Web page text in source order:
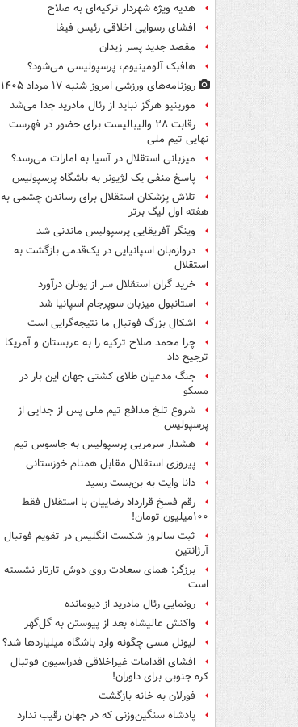
هدیه ویژه شهردار ترکیه‌ای به صلاح
افشای رسوایی اخلاقی رئیس فیفا
مقصد جدید پسر زیدان
هافبک آلومینیوم، پرسپولیسی می‌شود؟
روزنامه‌های ورزشی امروز ‌شنبه ۱۷ مرداد ۱۴۰۵
مورینیو هرگز نباید از رئال مادرید جدا می‌شد
رقابت ۲۸ والیبالیست برای حضور در فهرست
نهایی تیم ملی
میزبانی استقلال در آسیا به امارات می‌رسد؟
پاسخ منفی یک لژیونر به باشگاه پرسپولیس
تلاش پزشکان استقلال برای رساندن چشمی به
هفته اول لیگ برتر
وینگر آفریقایی پرسپولیس ماندنی شد
دروازه‌بان اسپانیایی در یک‌قدمی بازگشت به
استقلال
خرید گران استقلال سر از یونان درآورد
استانبول میزبان سوپرجام اسپانیا شد
اشکال بزرگ فوتبال ما نتیجه‌گرایی است
چرا محمد صلاح ترکیه را به عربستان و آمریکا
ترجیح داد
جنگ مدعیان طلای کشتی جهان این بار در
مسکو
شروع تلخ مدافع تیم ملی پس از جدایی از
پرسپولیس
هشدار سرمربی پرسپولیس به جاسوس تیم
پیروزی استقلال مقابل همنام خوزستانی
دانا وایت به بن‌بست رسید
رقم فسخ قرارداد رضاییان با استقلال فقط
۱۰۰میلیون تومان!
ثبت سالروز شکست انگلیس در تقویم فوتبال
آرژانتین
برزگر: همای سعادت روی دوش تارتار نشسته
است
رونمایی رئال مادرید از دیومانده
واکنش عالیشاه بعد از پیوستن به گل‌گهر
لیونل مسی چگونه وارد باشگاه میلیاردها شد؟
افشای اقدامات غیراخلاقی فدراسیون فوتبال
کره جنوبی برای داوران!
فورلان به خانه بازگشت
پادشاه سنگین‌وزنی که در جهان رقیب ندارد